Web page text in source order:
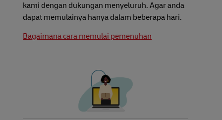
kami dengan dukungan menyeluruh. Agar anda
dapat memulainya hanya dalam beberapa hari.
Bagaimana cara memulai pemenuhan